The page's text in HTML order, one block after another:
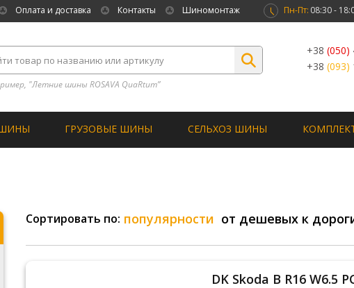
Оплата и доставка Контакты Шиномонтаж Пн-Пт: 08:30 -
"Летние шины ROSAVA QuaRtum”
+38 (050)
+38 (093)
ГРУЗОВЫЕ ШИНЫ СЕЛЬХОЗ ШИНЫ
Сортировать по: популярности от дешевых к
DK Skoda B R16 W6.5